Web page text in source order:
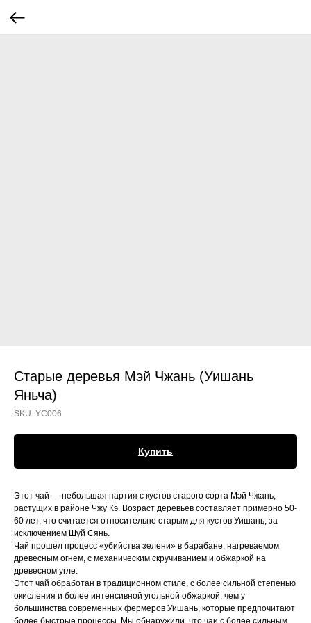
Старые деревья Мэй Чжань (Уишань
Яньча)
SKU: YC006
Купить
Этот чай — небольшая партия с кустов старого сорта Мэй Чжань,
растущих в районе Чжу Кэ. Возраст деревьев составляет примерно 50-
60 лет, что считается относительно старым для кустов Уишань, за
исключением Шуй Сянь.
Чай прошел процесс «убийства зелени» в барабане, нагреваемом
древесным огнем, с механическим скручиванием и обжаркой на
древесном угле.
Этот чай обработан в традиционном стиле, с более сильной степенью
окисления и более интенсивной угольной обжаркой, чем у
большинства современных фермеров Уишань, которые предпочитают
более быстрые процессы. Мы обнаружили, что чаи с более сильным